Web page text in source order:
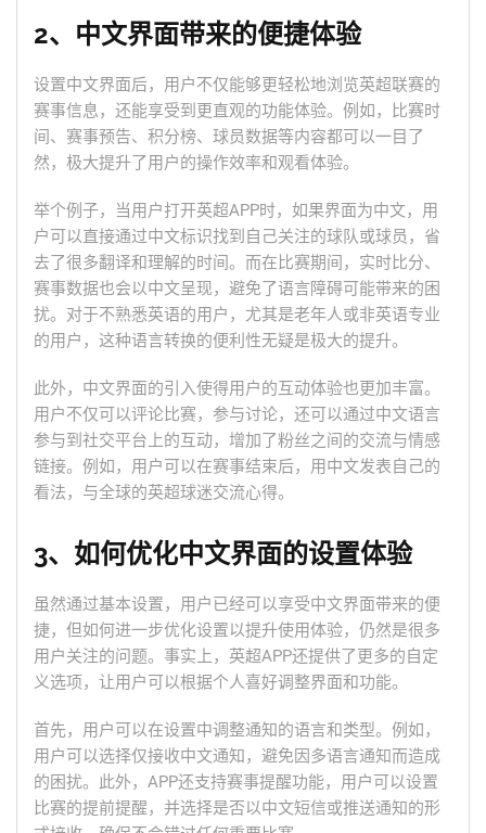
2、中文界面带来的便捷体验
设置中文界面后，用户不仅能够更轻松地浏览英超联赛的
赛事信息，还能享受到更直观的功能体验。例如，比赛时
间、赛事预告、积分榜、球员数据等内容都可以一目了
然，极大提升了用户的操作效率和观看体验。
举个例子，当用户打开英超APP时，如果界面为中文，用
户可以直接通过中文标识找到自己关注的球队或球员，省
去了很多翻译和理解的时间。而在比赛期间，实时比分、
赛事数据也会以中文呈现，避免了语言障碍可能带来的困
扰。对于不熟悉英语的用户，尤其是老年人或非英语专业
的用户，这种语言转换的便利性无疑是极大的提升。
此外，中文界面的引入使得用户的互动体验也更加丰富。
用户不仅可以评论比赛，参与讨论，还可以通过中文语言
参与到社交平台上的互动，增加了粉丝之间的交流与情感
链接。例如，用户可以在赛事结束后，用中文发表自己的
看法，与全球的英超球迷交流心得。
3、如何优化中文界面的设置体验
虽然通过基本设置，用户已经可以享受中文界面带来的便
捷，但如何进一步优化设置以提升使用体验，仍然是很多
用户关注的问题。事实上，英超APP还提供了更多的自定
义选项，让用户可以根据个人喜好调整界面和功能。
首先，用户可以在设置中调整通知的语言和类型。例如，
用户可以选择仅接收中文通知，避免因多语言通知而造成
的困扰。此外，APP还支持赛事提醒功能，用户可以设置
比赛的提前提醒，并选择是否以中文短信或推送通知的形